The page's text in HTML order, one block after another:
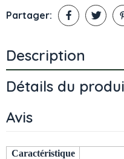
Partager:
Description
Détails du
Avis
Caractéristique